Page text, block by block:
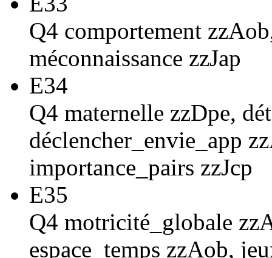
Q4 comportement
méconnaissance zzJap
E34
Q4 maternelle zzDpe,
déclencher_envie_app
importance_pairs zzJcp
E35
Q4 motricité_globale
espace_temps zzAob,